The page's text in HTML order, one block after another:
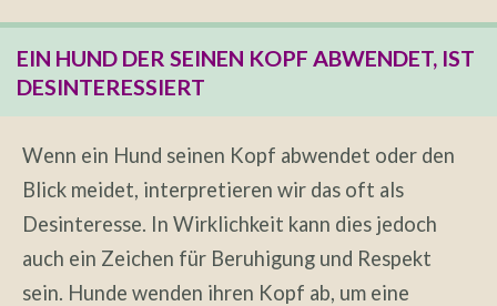
EIN HUND DER SEINEN KOPF ABWENDET, IST
DESINTERESSIERT
Wenn ein Hund seinen Kopf abwendet oder den
Blick meidet, interpretieren wir das oft als
Desinteresse. In Wirklichkeit kann dies jedoch
auch ein Zeichen für Beruhigung und Respekt
sein. Hunde wenden ihren Kopf ab, um eine